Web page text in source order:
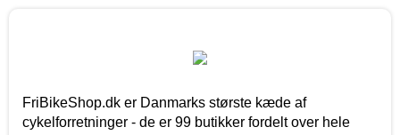
FriBikeShop.dk er Danmarks største kæde af
cykelforretninger - de er 99 butikker fordelt over hele